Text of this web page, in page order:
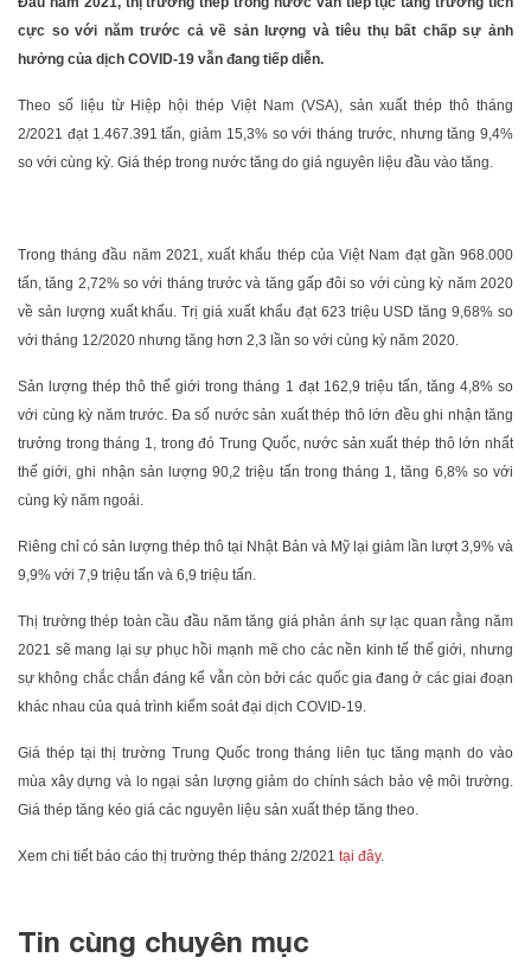
cực so với năm trước cả về sản lượng và tiêu thụ bất chấp sự ảnh
hưởng của dịch COVID-19 vẫn đang tiếp diễn.
Theo số liệu từ Hiệp hội thép Việt Nam (VSA), sản xuất thép thô tháng
2/2021 đạt 1.467.391 tấn, giảm 15,3% so với tháng trước, nhưng tăng 9,4%
so với cùng kỳ. Giá thép trong nước tăng do giá nguyên liệu đầu vào tăng.
Trong tháng đầu năm 2021, xuất khẩu thép của Việt Nam đạt gần 968.000
tấn, tăng 2,72% so với tháng trước và tăng gấp đôi so với cùng kỳ năm 2020
về sản lượng xuất khẩu. Trị giá xuất khẩu đạt 623 triệu USD tăng 9,68% so
với tháng 12/2020 nhưng tăng hơn 2,3 lần so với cùng kỳ năm 2020.
Sản lượng thép thô thế giới trong tháng 1 đạt 162,9 triệu tấn, tăng 4,8% so
với cùng kỳ năm trước. Đa số nước sản xuất thép thô lớn đều ghi nhận tăng
trưởng trong tháng 1, trong đó Trung Quốc, nước sản xuất thép thô lớn nhất
thế giới, ghi nhận sản lượng 90,2 triệu tấn trong tháng 1, tăng 6,8% so với
cùng kỳ năm ngoái.
Riêng chỉ có sản lượng thép thô tại Nhật Bản và Mỹ lại giảm lần lượt 3,9% và
9,9% với 7,9 triệu tấn và 6,9 triệu tấn.
Thị trường thép toàn cầu đầu năm tăng giá phản ánh sự lạc quan rằng năm
2021 sẽ mang lại sự phục hồi mạnh mẽ cho các nền kinh tế thế giới, nhưng
sự không chắc chắn đáng kể vẫn còn bởi các quốc gia đang ở các giai đoạn
khác nhau của quá trình kiểm soát đại dịch COVID-19.
Giá thép tại thị trường Trung Quốc trong tháng liên tục tăng mạnh do vào
mùa xây dựng và lo ngại sản lượng giảm do chính sách bảo vệ môi trường.
Giá thép tăng kéo giá các nguyên liệu sản xuất thép tăng theo.
Xem chi tiết báo cáo thị trường thép tháng 2/2021 tại đây.
Tin cùng chuyên mục